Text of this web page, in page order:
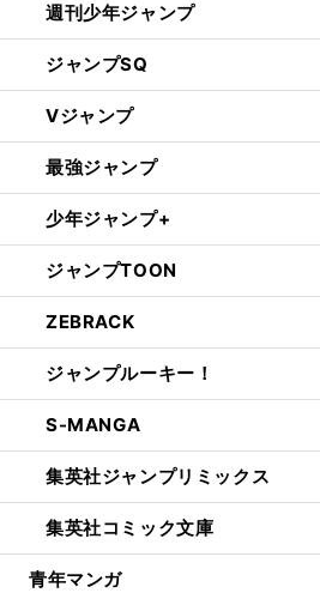
週刊少年ジャンプ
ジャンプSQ
Vジャンプ
最強ジャンプ
少年ジャンプ+
ジャンプTOON
ZEBRACK
ジャンプルーキー！
S-MANGA
集英社ジャンプリミックス
集英社コミック文庫
青年マンガ